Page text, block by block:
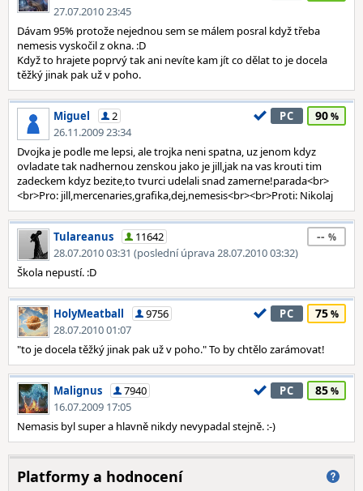
27.07.2010 23:45
Dávam 95% protože nejednou sem se málem posral když třeba
nemesis vyskočil z okna. :D
Když to hrajete poprvý tak ani nevíte kam jít co dělat to je docela
těžký jinak pak už v poho.
Miguel
2
26.11.2009 23:34
PC 90
Dvojka je podle me lepsi, ale trojka neni spatna, uz jenom kdyz
ovladate tak nadhernou zenskou jako je jill,jak na vas krouti tim
zadeckem kdyz bezite,to tvurci udelali snad zamerne!parada<br>
<br>Pro: jill,mercenaries,grafika,dej,nemesis<br><br>Proti: Nikolaj
Tulareanus
11642
28.07.2010 03:31 (poslední úprava 28.07.2010 03:32)
--
Škola nepustí. :D
HolyMeatball
9756
28.07.2010 01:07
PC 75
"to je docela těžký jinak pak už v poho." To by chtělo zarámovat!
Malignus
7940
16.07.2009 17:05
PC 85
Nemasis byl super a hlavně nikdy nevypadal stejně. :-)
Platformy a hodnocení